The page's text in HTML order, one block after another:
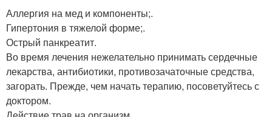
Аллергия на мед и компоненты;.
Гипертония в тяжелой форме;.
Острый панкреатит.
Во время лечения нежелательно принимать сердечные
лекарства, антибиотики, противозачаточные средства,
загорать. Прежде, чем начать терапию, посоветуйтесь с
доктором.